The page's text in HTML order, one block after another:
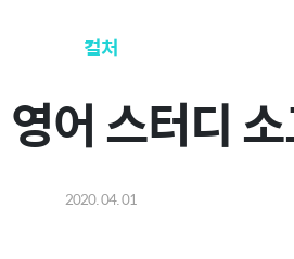
컬처
어 스터디 소
2020. 04. 01